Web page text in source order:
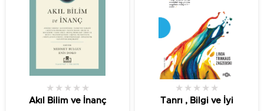
Akıl Bilim ve İnanç
★ ★ ★ ★ ★
Tanrı , Bilgi ve İyi
★ ★ ★ ★ ★